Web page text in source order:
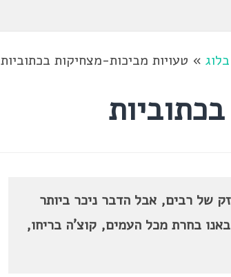
בלוג » טעויות מביכות-מצחיקות בכתוביות
של רבים, אבל הדבר ניכר ביותר
באנו בחרת מכל העמים, קוצ'ה בריחו,